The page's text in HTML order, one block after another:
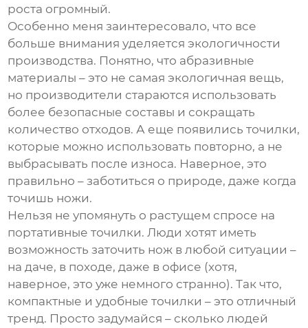
роста огромный.
Особенно меня заинтересовало, что все
больше внимания уделяется экологичности
производства. Понятно, что абразивные
материалы – это не самая экологичная вещь,
но производители стараются использовать
более безопасные составы и сокращать
количество отходов. А еще появились точилки,
которые можно использовать повторно, а не
выбрасывать после износа. Наверное, это
правильно – заботиться о природе, даже когда
точишь ножи.
Нельзя не упомянуть о растущем спросе на
портативные точилки. Люди хотят иметь
возможность заточить нож в любой ситуации –
на даче, в походе, даже в офисе (хотя,
наверное, это уже немного странно). Так что,
компактные и удобные точилки – это отличный
тренд. Просто задумайся – сколько людей